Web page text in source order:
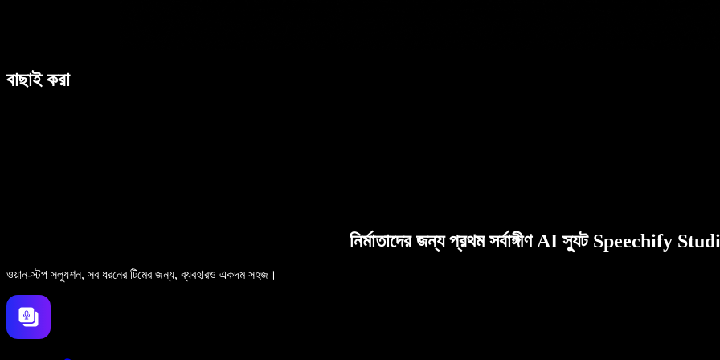
বাছাই করা
নির্মাতাদের জন্য প্রথম সর্বাঙ্গীণ AI স্যুট Speechify
ওয়ান-স্টপ সল্যুশন, সব ধরনের টিমের জন্য, ব্যবহারও একদম সহজ।